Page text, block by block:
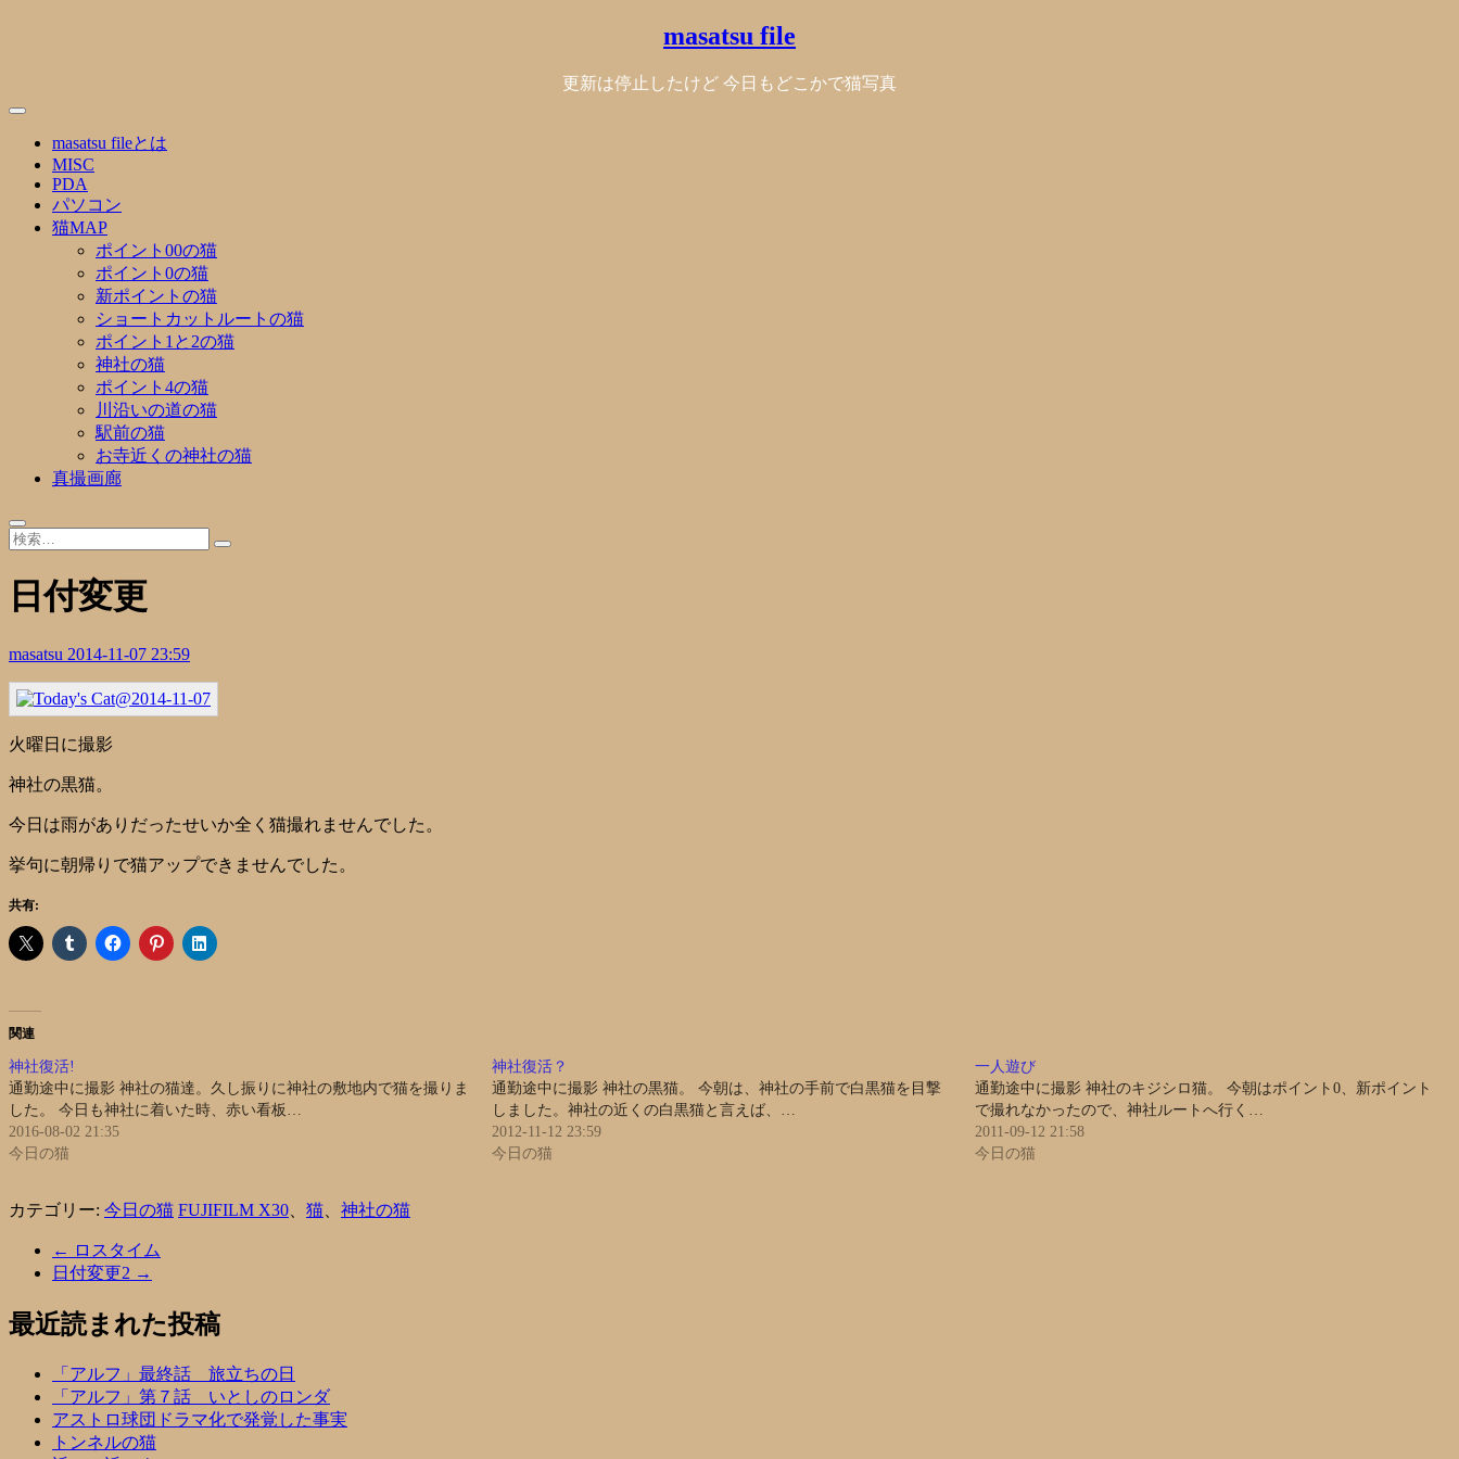
masatsu file
更新は停止したけど 今日もどこかで猫写真
masatsu fileとは
MISC
PDA
パソコン
猫MAP
ポイント00の猫
ポイント0の猫
新ポイントの猫
ショートカットルートの猫
ポイント1と2の猫
神社の猫
ポイント4の猫
川沿いの道の猫
駅前の猫
お寺近くの神社の猫
真撮画廊
日付変更
masatsu 2014-11-07 23:59
火曜日に撮影
神社の黒猫。
今日は雨がありだったせいか全く猫撮れませんでした。
挙句に朝帰りで猫アップできませんでした。
共有:
関連
神社復活!
通勤途中に撮影 神社の猫達。久し振りに神社の敷地内で猫を撮りま
した。 今日も神社に着いた時、赤い看板…
2016-08-02 21:35
今日の猫
神社復活？
通勤途中に撮影 神社の黒猫。 今朝は、神社の手前で白黒猫を目撃
しました。神社の近くの白黒猫と言えば、…
2012-11-12 23:59
今日の猫
一人遊び
通勤途中に撮影 神社のキジシロ猫。 今朝はポイント0、新ポイント
で撮れなかったので、神社ルートへ行く…
2011-09-12 21:58
今日の猫
カテゴリー: 今日の猫 FUJIFILM X30 猫 神社の猫
← ロスタイム
日付変更2 →
最近読まれた投稿
「アルフ」最終話 旅立ちの日
「アルフ」第７話 いとしのロンダ
アストロ球団ドラマ化で発覚した事実
トンネルの猫